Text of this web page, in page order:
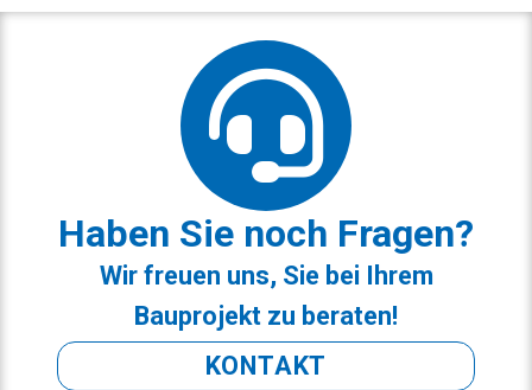
Haben Sie noch Fragen?
Wir freuen uns, Sie bei Ihrem
Bauprojekt zu beraten!
KONTAKT